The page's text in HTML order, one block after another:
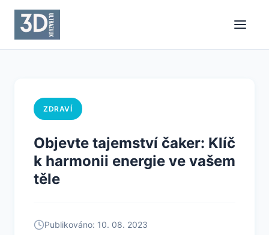
ZDRAVÍ
Objevte tajemství čaker: Klíč
k harmonii energie ve vašem
těle
Publikováno: 10. 08. 2023